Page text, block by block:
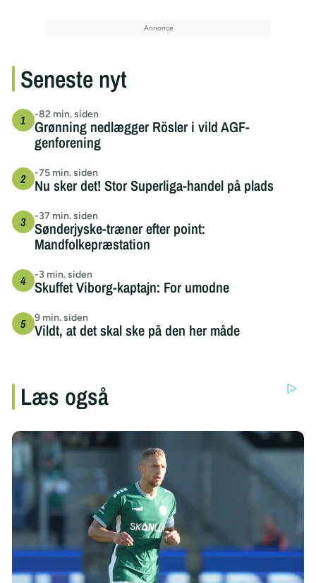
Seneste nyt
-82 min. siden
Grønning nedlægger Rösler i vild AGF-
genforening
-75 min. siden
Nu sker det! Stor Superliga-handel på plads
-37 min. siden
Sønderjyske-træner efter point:
Mandfolkepræstation
-3 min. siden
Skuffet Viborg-kaptajn: For umodne
9 min. siden
Vildt, at det skal ske på den her måde